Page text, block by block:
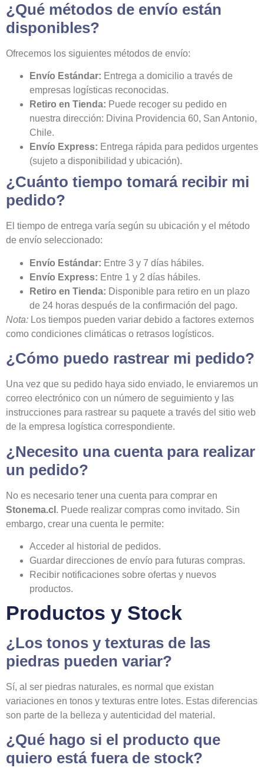
¿Qué métodos de envío están
disponibles?
Ofrecemos los siguientes métodos de envío:
Envío Estándar: Entrega a domicilio a través de
empresas logísticas reconocidas.
Retiro en Tienda: Puede recoger su pedido en
nuestra dirección: Divina Providencia 60, San Antonio,
Chile.
Envío Express: Entrega rápida para pedidos urgentes
(sujeto a disponibilidad y ubicación).
¿Cuánto tiempo tomará recibir mi
pedido?
El tiempo de entrega varía según su ubicación y el método
de envío seleccionado:
Envío Estándar: Entre 3 y 7 días hábiles.
Envío Express: Entre 1 y 2 días hábiles.
Retiro en Tienda: Disponible para retiro en un plazo
de 24 horas después de la confirmación del pago.
Nota: Los tiempos pueden variar debido a factores externos
como condiciones climáticas o retrasos logísticos.
¿Cómo puedo rastrear mi pedido?
Una vez que su pedido haya sido enviado, le enviaremos un
correo electrónico con un número de seguimiento y las
instrucciones para rastrear su paquete a través del sitio web
de la empresa logística correspondiente.
¿Necesito una cuenta para realizar
un pedido?
No es necesario tener una cuenta para comprar en
Stonema.cl . Puede realizar compras como invitado. Sin
embargo, crear una cuenta le permite:
Acceder al historial de pedidos.
Guardar direcciones de envío para futuras compras.
Recibir notificaciones sobre ofertas y nuevos
productos.
Productos y Stock
¿Los tonos y texturas de las
piedras pueden variar?
Sí, al ser piedras naturales, es normal que existan
variaciones en tonos y texturas entre lotes. Estas diferencias
son parte de la belleza y autenticidad del material.
¿Qué hago si el producto que
quiero está fuera de stock?